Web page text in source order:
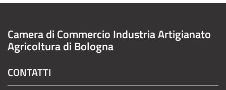
Camera di Commercio Industria Artigianato
Agricoltura di Bologna
CONTATTI